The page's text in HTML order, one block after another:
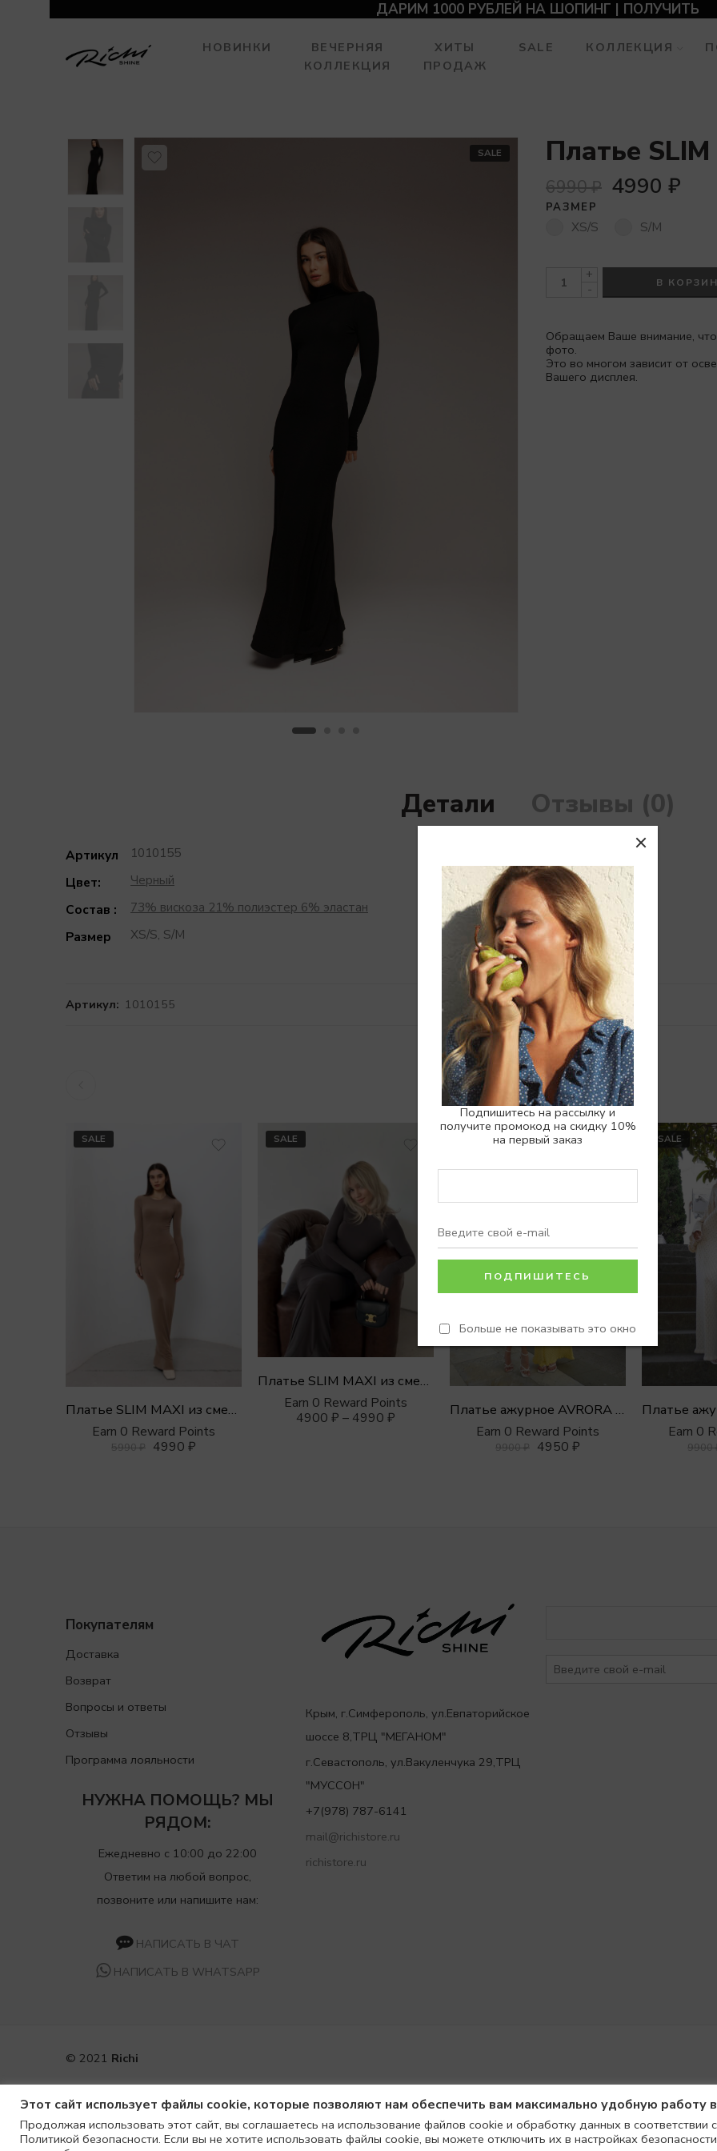
Подпишитесь на рассылку и
получите промокод на скидку 10%
на первый заказ
Больше не показывать это окно
ДАРИМ 1000 РУБЛЕЙ НА ШОПИНГ | ПОЛУЧИТЬ
НОВИНКИ
ВЕЧЕРНЯЯ
КОЛЛЕКЦИЯ
ХИТЫ
ПРОДАЖ
SALE КОЛЛЕКЦИЯ
SALE Платье
6990₽ 4990 ₽
РАЗМЕР
XS/S S/M
+
-
В
Обращаем Ваше внимание,
фото.
Это во многом зависит от
Вашего дисплея.
Детали Отзывы (0)
Артикул
1010155
Цвет:
Черный
Состав :
73% вискоза 21% полиэстер 6% эластан
Размер
XS/S, S/M
Артикул: 1010155
Похожие товары
SALE
Платье SLIM MAXI из смесовой вискозы
Earn 0 Reward Points
5990₽ 4990 ₽
SALE
Платье SLIM MAXI из смесовой вискозы
Earn 0 Reward Points
4900 ₽ – 4990 ₽ Платье ажурное AVRORA макси из хлопка с открытой спиной
Earn 0 Reward Points
9900₽ 4950 ₽
SALE
Earn 0
9900
Покупателям
Доставка
Возврат
Вопросы и ответы
Отзывы
Программа лояльности
НУЖНА ПОМОЩЬ? МЫ
РЯДОМ:
Ежедневно с 10:00 до 22:00
Ответим на любой вопрос,
позвоните или напишите нам:
НАПИСАТЬ В ЧАТ
НАПИСАТЬ В WHATSAPP
Крым, г.Симферополь, ул.Евпаторийское
шоссе 8,ТРЦ "МЕГАНОМ"
г.Севастополь, ул.Вакуленчука 29,ТРЦ
"МУССОН"
+7(978) 787-6141
mail@richistore.ru
richistore.ru
© 2021 Richi
Этот сайт использует файлы cookie, которые позволяют нам обеспечить вам максимально удобную работу
Продолжая использовать этот сайт, вы соглашаетесь на использование файлов cookie и обработку данных в соответствии с
Политикой безопасности. Если вы не хотите использовать файлы cookie, вы можете отключить их в настройках безопасности